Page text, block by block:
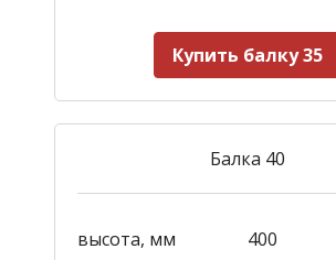
Купить балку 35
Балка 40
высота, мм 400